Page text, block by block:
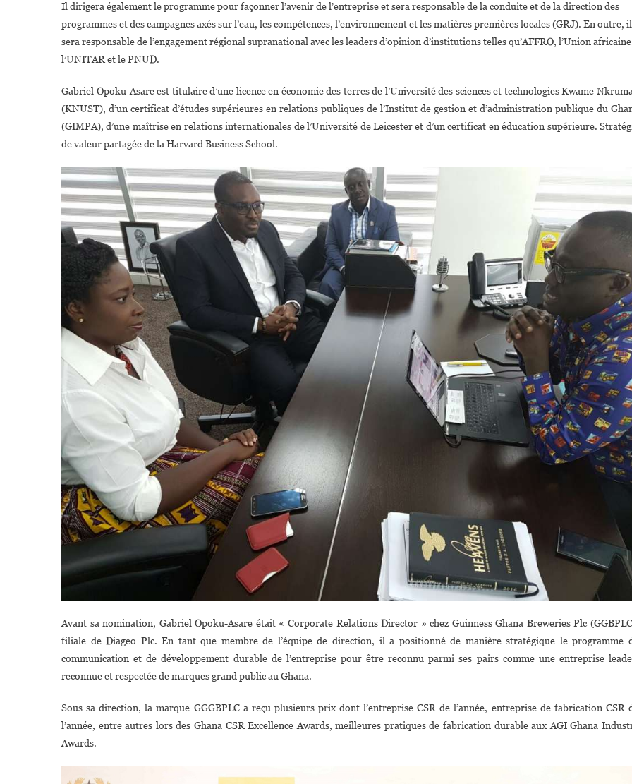
Il dirigera également le programme pour façonner l’avenir de l’entreprise et sera responsable de la conduite et de la direction des
programmes et des campagnes axés sur l’eau, les compétences, l’environnement et les matières premières locales (GRJ). En outre, il
sera responsable de l’engagement régional supranational avec les leaders d’opinion d’institutions telles qu’AFFRO, l’Union
l’UNITAR et le PNUD.
Gabriel Opoku-Asare est titulaire d’une licence en économie des terres de l’Université des sciences et technologies Kwame
(KNUST), d’un certificat d’études supérieures en relations publiques de l’Institut de gestion et d’administration publique du
(GIMPA), d’une maîtrise en relations internationales de l’Université de Leicester et d’un certificat en éducation supérieure.
de valeur partagée de la Harvard Business School.
Avant sa nomination, Gabriel Opoku-Asare était « Corporate Relations Director » chez Guinness Ghana Breweries Plc
filiale de Diageo Plc. En tant que membre de l’équipe de direction, il a positionné de manière stratégique le programme
communication et de développement durable de l’entreprise pour être reconnu parmi ses pairs comme une entreprise
reconnue et respectée de marques grand public au Ghana.
Sous sa direction, la marque GGGBPLC a reçu plusieurs prix dont l’entreprise CSR de l’année, entreprise de fabrication CSR
l’année, entre autres lors des Ghana CSR Excellence Awards, meilleures pratiques de fabrication durable aux AGI Ghana
Awards.